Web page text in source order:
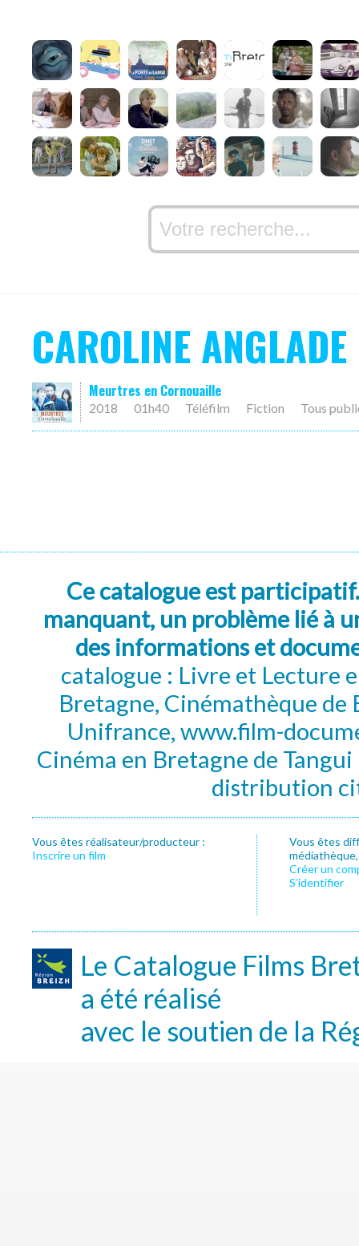
CAROLINE ANGLADE
Meurtres en Cornouaille
2018 01h40 Téléfilm Fiction Tous
Ce catalogue est
manquant, un problème lié à
des informations et
catalogue : Livre et Lecture
Bretagne, Cinémathèque de
Unifrance, www.film-
Cinéma en Bretagne de
distribution
Vous êtes réalisateur/producteur :
Inscrire un film
Vous êtes
Créer un
S’identifier
Le Catalogue Films
a été réalisé
avec le soutien de la